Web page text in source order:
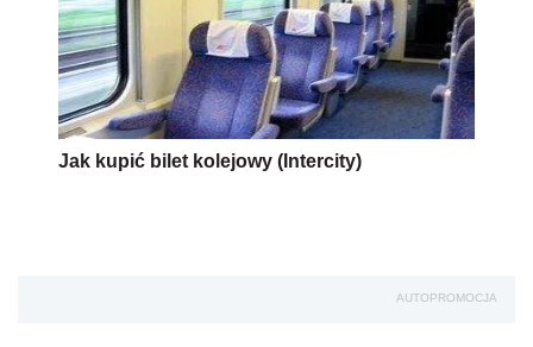
Jak kupić bilet kolejowy (Intercity)
AUTOPROMOCJA